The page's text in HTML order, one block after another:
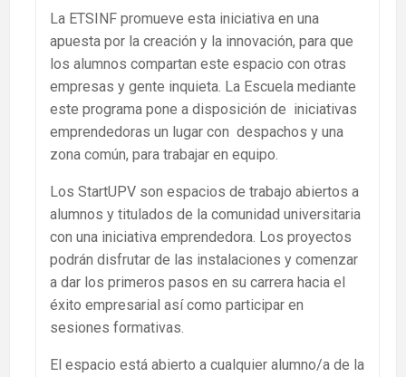
La ETSINF promueve esta iniciativa en una
apuesta por la creación y la innovación, para que
los alumnos compartan este espacio con otras
empresas y gente inquieta. La Escuela mediante
este programa pone a disposición de iniciativas
emprendedoras un lugar con despachos y una
zona común, para trabajar en equipo.
Los StartUPV son espacios de trabajo abiertos a
alumnos y titulados de la comunidad universitaria
con una iniciativa emprendedora. Los proyectos
podrán disfrutar de las instalaciones y comenzar
a dar los primeros pasos en su carrera hacia el
éxito empresarial así como participar en
sesiones formativas.
El espacio está abierto a cualquier alumno/a de la